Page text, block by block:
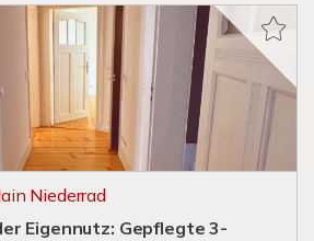
Niederrad
Eigennutz: Gepflegte 3-